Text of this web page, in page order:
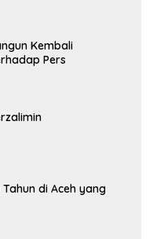
Kembali
Pers
di Aceh yang